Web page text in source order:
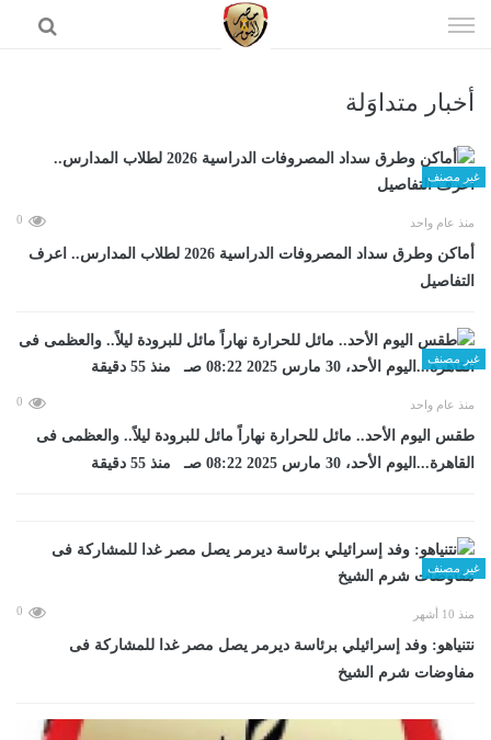
الى
أخبار متداوَلة
غير مصنف
منذ عام واحد 0
أماكن وطرق سداد المصروفات الدراسية 2026 لطلاب المدارس.. اعرف
التفاصيل
غير مصنف
منذ عام واحد 0
طقس اليوم الأحد.. مائل للحرارة نهاراً مائل للبرودة ليلاً.. والعظمى فى
القاهرة...اليوم الأحد، 30 مارس 2025 08:22 صـ منذ 55 دقيقة
غير مصنف
منذ 10 أشهر 0
نتنياهو: وفد إسرائيلي برئاسة ديرمر يصل مصر غدا للمشاركة فى
مفاوضات شرم الشيخ